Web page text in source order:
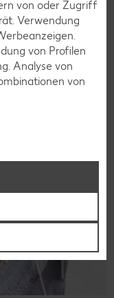
Rezepte
und kleine
von oder Zugriff
Verwendung
von Profilen
Analyse von
von